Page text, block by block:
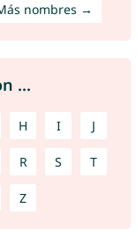
nombres →
...
H I J
R S T
Z